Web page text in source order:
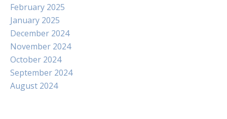
February 2025
January 2025
December 2024
November 2024
October 2024
September 2024
August 2024